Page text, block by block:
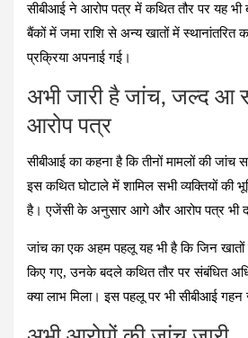
सीबीआई ने आरोप पत्र में कथित तौर पर यह भी
बैंकों में जमा राशि से अन्य खातों में
प्रक्रिया अपनाई गई।
अभी जारी है जांच, जल्द
आरोप पत्र
सीबीआई का कहना है कि तीनों मामलों की
इस कथित घोटाले में शामिल सभी व्यक्तियों की
है। एजेंसी के अनुसार आगे और आरोप पत्र भी
जांच का एक अहम पहलू यह भी है कि जिन
किए गए, उनके बदले कथित तौर पर संबंधित
क्या लाभ मिला। इस पहलू पर भी सीबीआई गहन